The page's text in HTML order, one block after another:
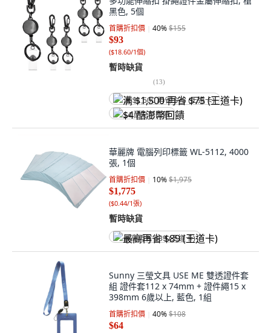
黑色, 5個
首購折扣價 40%$155
$93
($18.60/1個)
暫時缺貨
(13)
满 $1,500 再省 $75 (王道卡)
$4 酷澎幣回饋
華麗牌 電腦列印標籤 WL-5112, 4000
張, 1個
首購折扣價 10%$1,975
$1,775
($0.44/1張)
暫時缺貨
最高再省 $89 (王道卡)
Sunny 三瑩文具 USE ME 雙透證件套
組 證件套112 x 74mm + 證件繩15 x
398mm 6歲以上, 藍色, 1組
首購折扣價 40%$108
$64